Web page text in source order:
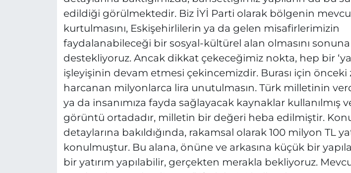
edildiği görülmektedir. Biz İYİ Parti olarak bölgenin
kurtulmasını, Eskişehirlilerin ya da gelen misafirlerimizin
faydalanabileceği bir sosyal-kültürel alan olmasını
destekliyoruz. Ancak dikkat çekeceğimiz nokta, hep bir
işleyişinin devam etmesi çekincemizdir. Burası için önceki
harcanan milyonlarca lira unutulmasın. Türk milletinin
ya da insanımıza fayda sağlayacak kaynaklar kullanılmış
görüntü ortadadır, milletin bir değeri heba edilmiştir.
detaylarına bakıldığında, rakamsal olarak 100 milyon TL
konulmuştur. Bu alana, önüne ve arkasına küçük bir
bir yatırım yapılabilir, gerçekten merakla bekliyoruz.